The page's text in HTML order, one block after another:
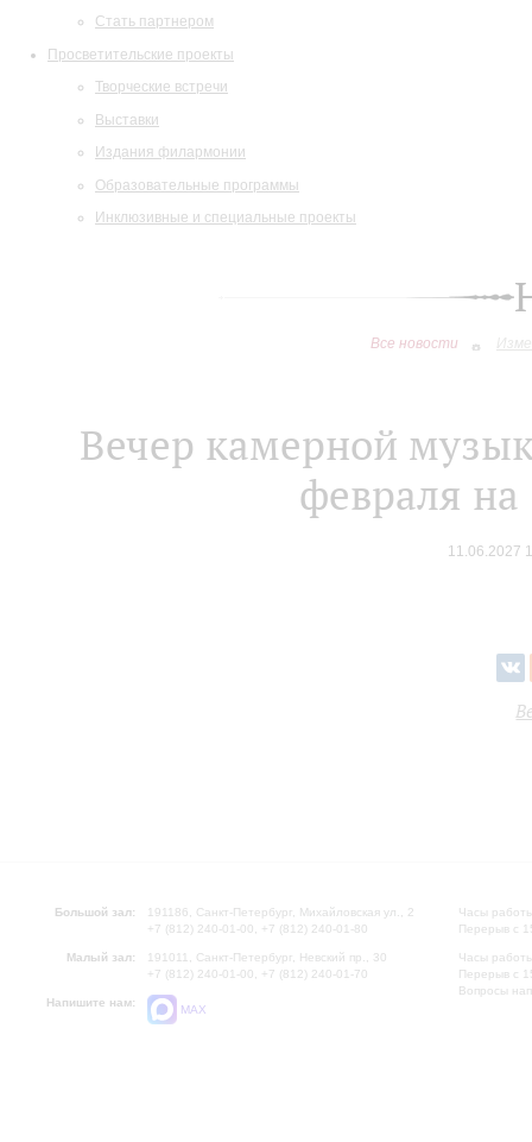
Стать партнером
Просветительские проекты
Творческие встречи
Выставки
Издания филармонии
Образовательные программы
Инклюзивные и специальные проекты
Все новости
Вечер камерной
февраля
11.06.2027
Большой зал:
191186, Санкт-Петербург, Михайловская ул., 2
+7 (812) 240-01-00, +7 (812) 240-01-80
Малый зал:
191011, Санкт-Петербург, Невский пр., 30
+7 (812) 240-01-00, +7 (812) 240-01-70
Напишите нам:
MAX
Часы
Перерыв с
Часы
Перерыв с
Вопросы